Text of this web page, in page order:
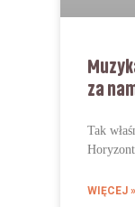
za
Tak
WIĘCEJ »